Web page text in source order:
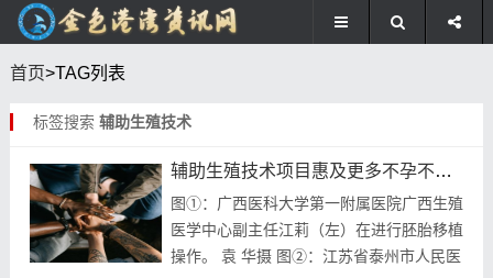
首页>TAG列表
标签搜索 辅助生殖技术
辅助生殖技术项目惠及更多不孕不育患者
图①：广西医科大学第一附属医院广西生殖
医学中心副主任江莉（左）在进行胚胎移植
操作。 袁 华摄 图②：江苏省泰州市人民医